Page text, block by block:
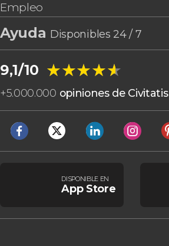
Empleo
Ayuda Disponibles 24 / 7
9,1/10 ★★★★★
★★★★★
+5.000.000 opiniones de Civitatis
DISPONIBLE EN
App Store